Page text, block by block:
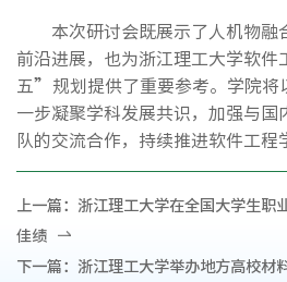
本次研讨会既展示了人机物
前沿进展，也为浙江理工大学软
五”规划提供了重要参考。学院将
一步凝聚学科发展共识，加强与国
队的交流合作，持续推进软件工程
上一篇： 浙江理工大学在全国大学生职
佳绩
下一篇： 浙江理工大学举办地方高校材